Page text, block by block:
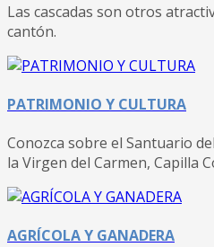
Las cascadas son otros
cantón.
PATRIMONIO Y CULTURA
Conozca sobre el Santuario
la Virgen del Carmen, Capilla
AGRÍCOLA Y GANADERA